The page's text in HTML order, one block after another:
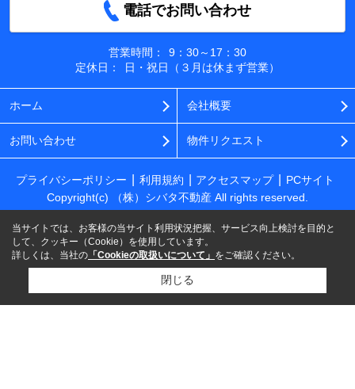
電話でお問い合わせ
営業時間：
9：30～17：30
定休日：
日・祝日（３月は休まず営業）
ホーム 会社概要
お問い合わせ 物件リクエスト
プライバシーポリシー 利用規約 アクセスマップ
PCサイト
Copyright(c) （株）シバタ不動産 All rights reserved.
当サイトでは、お客様の当サイト利用状況把握、サービス向上検討を目的と
して、クッキー（Cookie）を使用しています。
詳しくは、当社の 「Cookieの取扱いについて」 をご確認ください。
閉じる